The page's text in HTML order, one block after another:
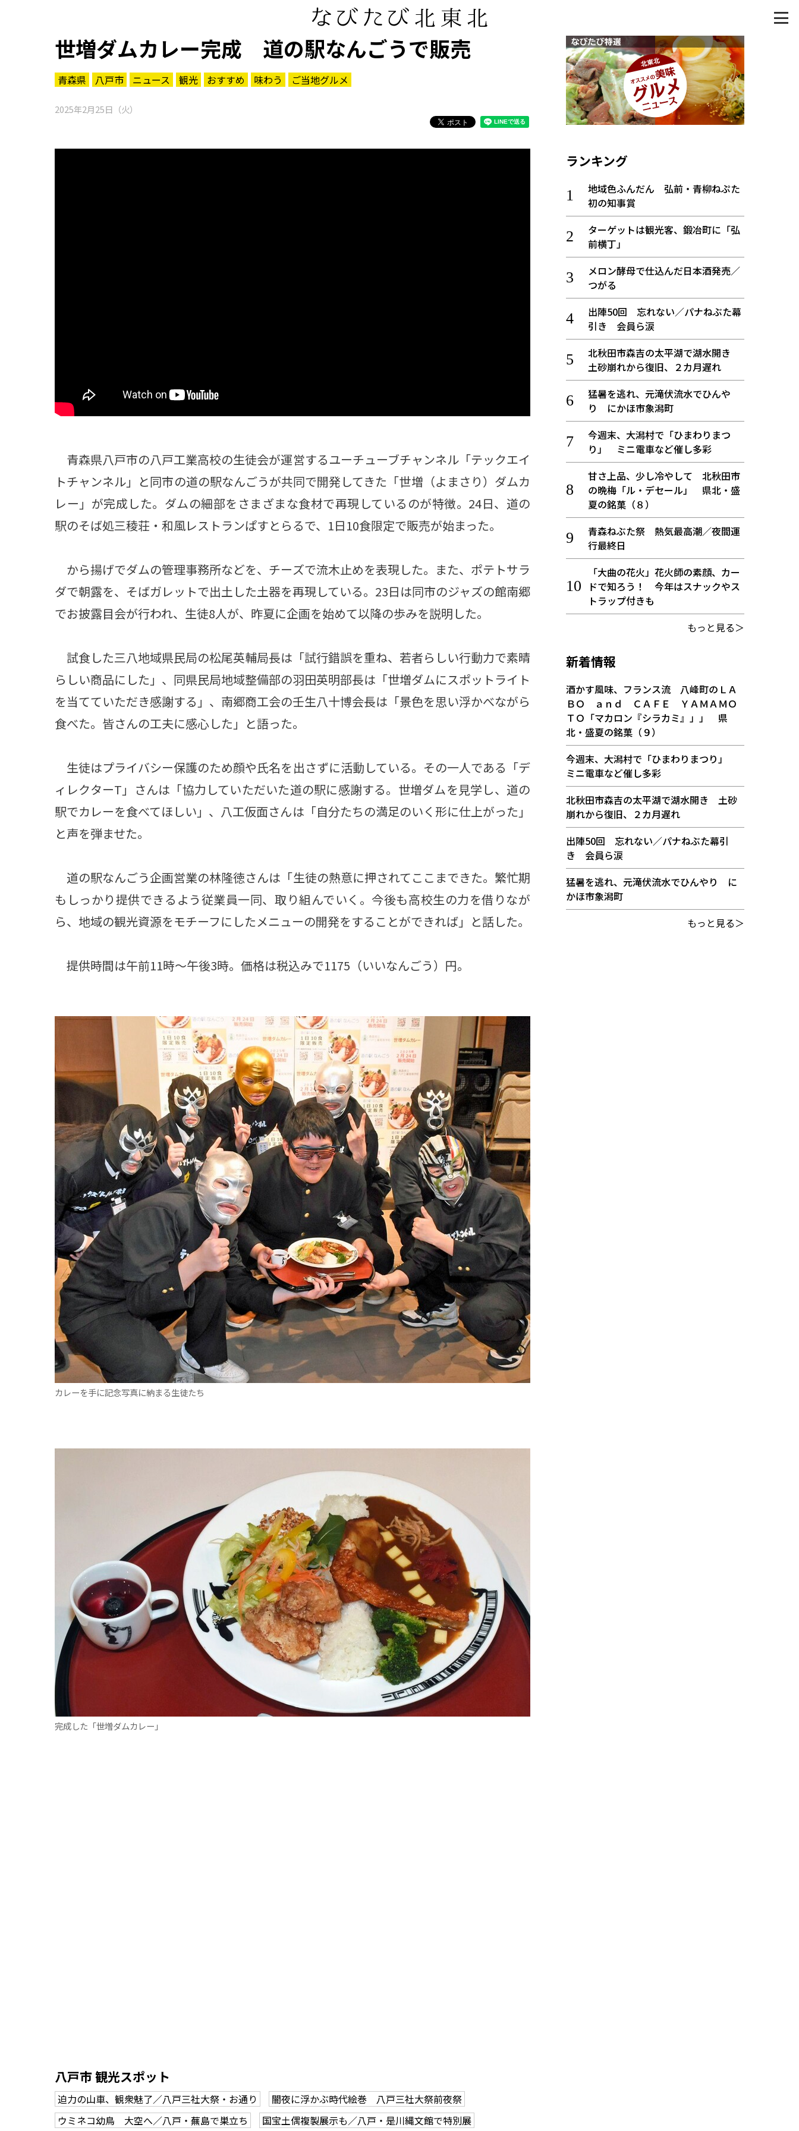
世増ダムカレー完成 道の駅なんごうで販売
青森県 八戸市 ニュース 観光 おすすめ 味わう ご当地グルメ
2025年2月25日（火）
青森県八戸市の八戸工業高校の生徒会が運営するユーチューブチャンネル「テックエイ
トチャンネル」と同市の道の駅なんごうが共同で開発してきた「世増（よまさり）ダムカ
レー」が完成した。ダムの細部をさまざまな食材で再現しているのが特徴。24日、道の
駅のそば処三稜荘・和風レストランぱすとらるで、1日10食限定で販売が始まった。
から揚げでダムの管理事務所などを、チーズで流木止めを表現した。また、ポテトサラ
ダで朝露を、そばガレットで出土した土器を再現している。23日は同市のジャズの館南郷
でお披露目会が行われ、生徒8人が、昨夏に企画を始めて以降の歩みを説明した。
試食した三八地域県民局の松尾英輔局長は「試行錯誤を重ね、若者らしい行動力で素晴
らしい商品にした」、同県民局地域整備部の羽田英明部長は「世増ダムにスポットライト
を当てていただき感謝する」、南郷商工会の壬生八十博会長は「景色を思い浮かべながら
食べた。皆さんの工夫に感心した」と語った。
生徒はプライバシー保護のため顔や氏名を出さずに活動している。その一人である「デ
ィレクターT」さんは「協力していただいた道の駅に感謝する。世増ダムを見学し、道の
駅でカレーを食べてほしい」、八工仮面さんは「自分たちの満足のいく形に仕上がった」
と声を弾ませた。
道の駅なんごう企画営業の林隆徳さんは「生徒の熱意に押されてここまできた。繁忙期
もしっかり提供できるよう従業員一同、取り組んでいく。今後も高校生の力を借りなが
ら、地域の観光資源をモチーフにしたメニューの開発をすることができれば」と話した。
提供時間は午前11時～午後3時。価格は税込みで1175（いいなんごう）円。
カレーを手に記念写真に納まる生徒たち
完成した「世増ダムカレー」
八戸市 観光スポット
迫力の山車、観衆魅了／八戸三社大祭・お通り
闇夜に浮かぶ時代絵巻 八戸三社大祭前夜祭
ウミネコ幼鳥 大空へ／八戸・蕪島で巣立ち
国宝土偶複製展示も／八戸・是川縄文館で特別展
ランキング
地域色ふんだん 弘前・青柳ねぷた
初の知事賞
ターゲットは観光客、鍛冶町に「弘
前横丁」
メロン酵母で仕込んだ日本酒発売／
つがる
出陣50回 忘れない／パナねぶた幕
引き 会員ら涙
北秋田市森吉の太平湖で湖水開き
土砂崩れから復旧、２カ月遅れ
猛暑を逃れ、元滝伏流水でひんや
り にかほ市象潟町
今週末、大潟村で「ひまわりまつ
り」 ミニ電車など催し多彩
甘さ上品、少し冷やして 北秋田市
の晩梅「ル・デセール」 県北・盛
夏の銘菓（８）
青森ねぶた祭 熱気最高潮／夜間運
行最終日
「大曲の花火」花火師の素顔、カー
ドで知ろう！ 今年はスナックやス
トラップ付きも
もっと見る＞
新着情報
酒かす風味、フランス流 八峰町のＬＡ
ＢＯ ａｎｄ ＣＡＦＥ ＹＡＭＡＭＯ
ＴＯ「マカロン『シラカミ』」」 県
北・盛夏の銘菓（９）
今週末、大潟村で「ひまわりまつり」
ミニ電車など催し多彩
北秋田市森吉の太平湖で湖水開き 土砂
崩れから復旧、２カ月遅れ
出陣50回 忘れない／パナねぶた幕引
き 会員ら涙
猛暑を逃れ、元滝伏流水でひんやり に
かほ市象潟町
もっと見る＞